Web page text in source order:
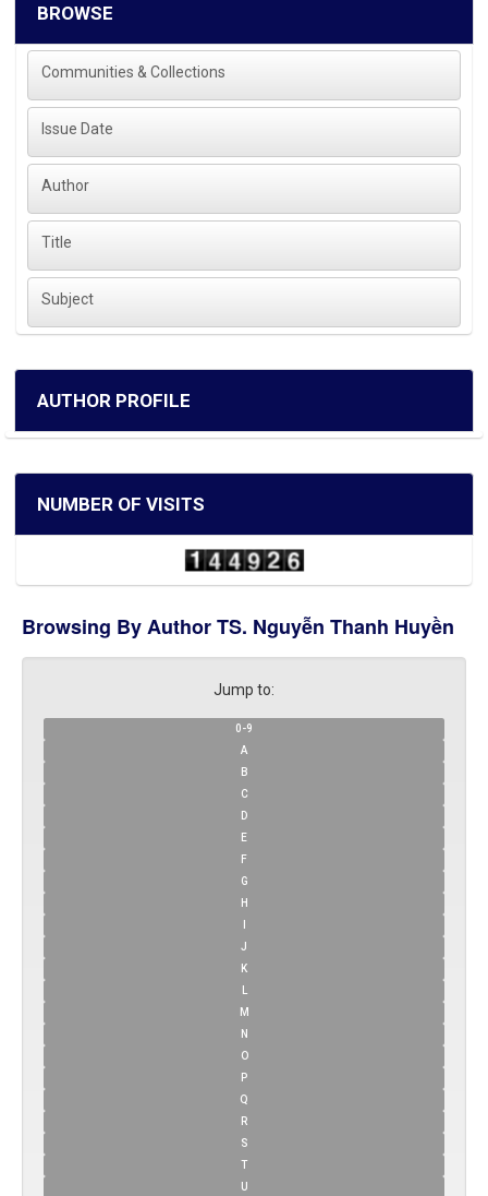
BROWSE
Communities & Collections
Issue Date
Author
Title
Subject
AUTHOR PROFILE
NUMBER OF VISITS
Browsing By Author TS. Nguyễn Thanh Huyền
Jump to:
0-9
A
B
C
D
E
F
G
H
J
K
M
N
O
P
Q
R
S
T
U